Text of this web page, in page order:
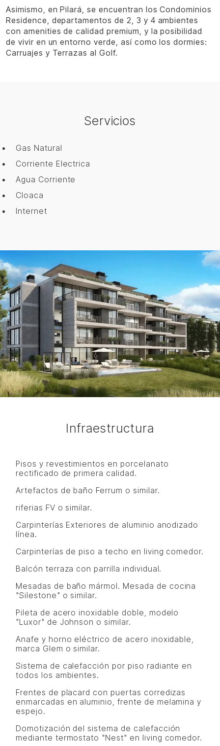
Asimismo, en Pilará, se encuentran los Condominios
Residence, departamentos de 2, 3 y 4 ambientes
con amenities de calidad premium, y la posibilidad
de vivir en un entorno verde, así como los dormies:
Carruajes y Terrazas al Golf.
Servicios
Gas Natural
Corriente Electrica
Agua Corriente
Cloaca
Internet
Infraestructura
Pisos y revestimientos en porcelanato
rectificado de primera calidad.
Artefactos de baño Ferrum o similar.
riferias FV o similar.
Carpinterías Exteriores de aluminio anodizado
línea.
Carpinterías de piso a techo en living comedor.
Balcón terraza con parrilla individual.
Mesadas de baño mármol. Mesada de cocina
"Silestone" o similar.
Pileta de acero inoxidable doble, modelo
"Luxor" de Johnson o similar.
Anafe y horno eléctrico de acero inoxidable,
marca Glem o similar.
Sistema de calefacción por piso radiante en
todos los ambientes.
Frentes de placard con puertas corredizas
enmarcadas en aluminio, frente de melamina y
espejo.
Domotización del sistema de calefacción
mediante termostato "Nest" en living comedor.